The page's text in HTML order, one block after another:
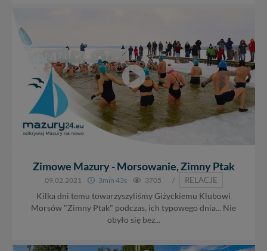
Zimowe Mazury - Morsowanie, Zimny Ptak
09.02.2021 3min 43s 3705 /
RELACJE
Kilka dni temu towarzyszyliśmy Giżyckiemu Klubowi
Morsów "Zimny Ptak" podczas, ich typowego dnia... Nie
obyło się bez...